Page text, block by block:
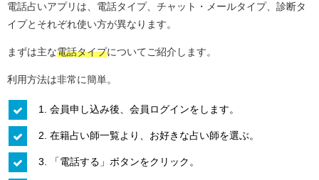
電話占いアプリは、電話タイプ、チャット・メールタイプ、診断タ
イプとそれぞれ使い方が異なります。
まずは主な電話タイプについてご紹介します。
利用方法は非常に簡単。
1. 会員申し込み後、会員ログインをします。
2. 在籍占い師一覧より、お好きな占い師を選ぶ。
3. 「電話する」ボタンをクリック。